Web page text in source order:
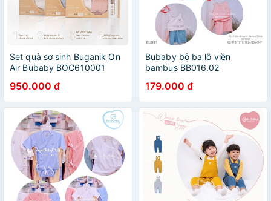
Set quà sơ sinh Buganik On
Air Bubaby BOC610001
950.000 đ
Bubaby bộ ba lỗ viền
bambus BB016.02
179.000 đ